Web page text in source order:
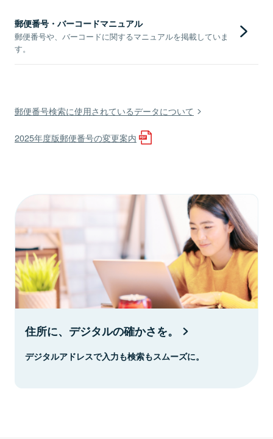
郵便番号・バーコードマニュアル
郵便番号や、バーコードに関するマニュアルを掲載していま
す。
郵便番号検索に使用されているデータについて
2025年度版郵便番号の変更案内
住所に、デジタルの確かさを。
デジタルアドレスで入力も検索もスムーズに。